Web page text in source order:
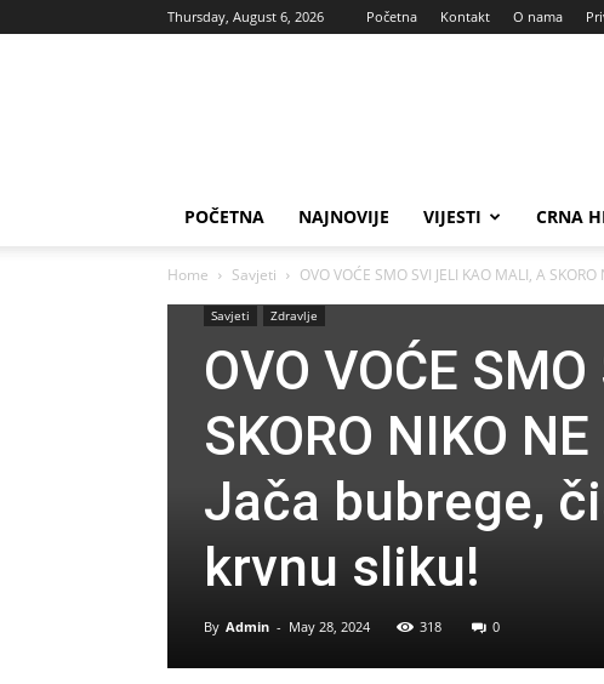
Thursday, August 6, 2026 Početna Kontakt O nama
POČETNA NAJNOVIJE VIJESTI CRNA
Home Savjeti OVO VOĆE SMO SVI JELI KAO MALI, A
Savjeti Zdravlje
OVO VOĆE
SKORO NIKO
Jača bubrege,
krvnu sliku!
By Admin - May 28, 2024 318 0